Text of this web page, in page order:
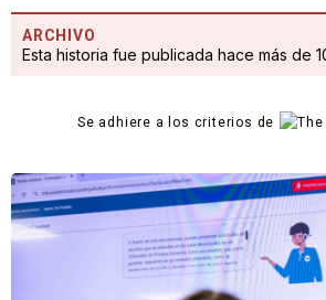
ARCHIVO
Esta historia fue publicada hace más de
Se adhiere a los criterios de